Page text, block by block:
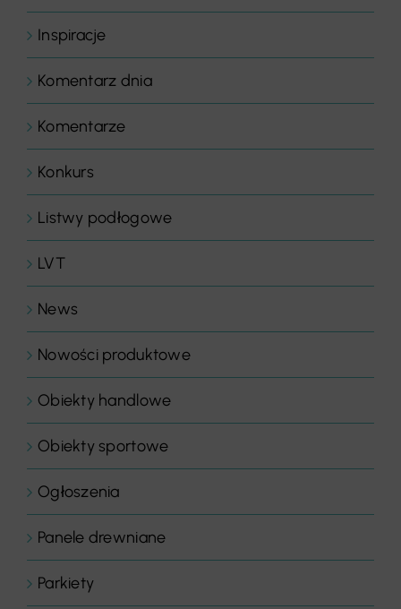
Inspiracje
Komentarz dnia
Komentarze
Konkurs
Listwy podłogowe
LVT
News
Nowości produktowe
Obiekty handlowe
Obiekty sportowe
Ogłoszenia
Panele drewniane
Parkiety